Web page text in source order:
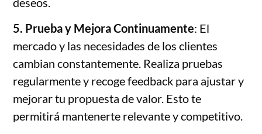
5. Prueba y Mejora Continuamente: El
mercado y las necesidades de los clientes
cambian constantemente. Realiza pruebas
regularmente y recoge feedback para ajustar y
mejorar tu propuesta de valor. Esto te
permitirá mantenerte relevante y competitivo.